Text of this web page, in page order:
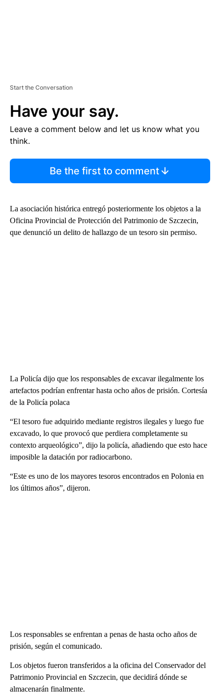
Start the Conversation
Have your say.
Leave a comment below and let us know what you
think.
Be the first to comment
La asociación histórica entregó posteriormente los objetos a la
Oficina Provincial de Protección del Patrimonio de Szczecin,
que denunció un delito de hallazgo de un tesoro sin permiso.
La Policía dijo que los responsables de excavar ilegalmente los
artefactos podrían enfrentar hasta ocho años de prisión. Cortesía
de la Policía polaca
“El tesoro fue adquirido mediante registros ilegales y luego fue
excavado, lo que provocó que perdiera completamente su
contexto arqueológico”, dijo la policía, añadiendo que esto hace
imposible la datación por radiocarbono.
“Este es uno de los mayores tesoros encontrados en Polonia en
los últimos años”, dijeron.
Los responsables se enfrentan a penas de hasta ocho años de
prisión, según el comunicado.
Los objetos fueron transferidos a la oficina del Conservador del
Patrimonio Provincial en Szczecin, que decidirá dónde se
almacenarán finalmente.